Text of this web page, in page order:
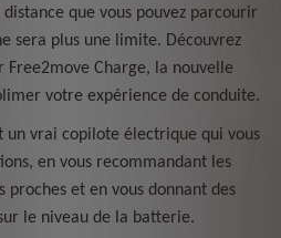
que vous pouvez parcourir
sera plus une limite. Découvrez
Free2move Charge, la nouvelle
votre expérience de conduite.
un vrai copilote électrique qui vous
en vous recommandant les
proches et en vous donnant des
le niveau de la batterie.